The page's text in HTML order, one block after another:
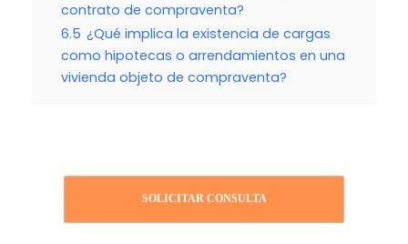
contrato de compraventa?
6.5 ¿Qué implica la existencia de cargas
como hipotecas o arrendamientos en una
vivienda objeto de compraventa?
SOLICITAR CONSULTA